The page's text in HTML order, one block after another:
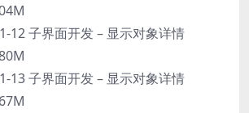
12 子界面开发 – 显示对象详情
13 子界面开发 – 显示对象详情